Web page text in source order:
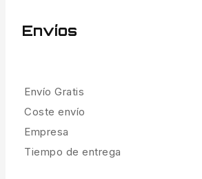
Envíos
Envío Gratis
Coste envío
Empresa
Tiempo de entrega